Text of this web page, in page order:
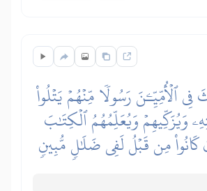
ٱلۡأُمِّيِّـۧنَ رَسُولٗا مِّنۡهُمۡ يَتۡلُواْ
وَيُزَكِّيهِمۡ وَيُعَلِّمُهُمُ ٱلۡكِتَٰبَ
كَانُواْ مِن قَبۡلُ لَفِي ضَلَٰلٖ مُّبِينٖ